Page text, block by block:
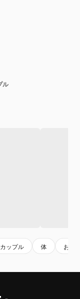
ル
カップル 体 お絵